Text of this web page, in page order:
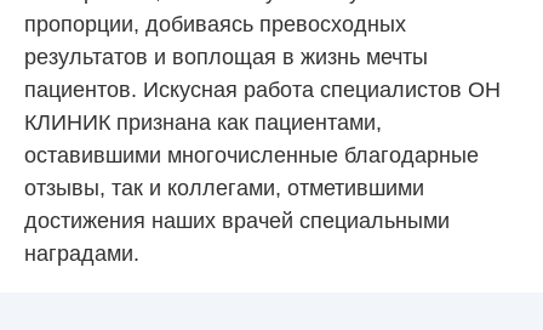
пропорции, добиваясь превосходных
результатов и воплощая в жизнь мечты
пациентов. Искусная работа специалистов ОН
КЛИНИК признана как пациентами,
оставившими многочисленные благодарные
отзывы, так и коллегами, отметившими
достижения наших врачей специальными
наградами.